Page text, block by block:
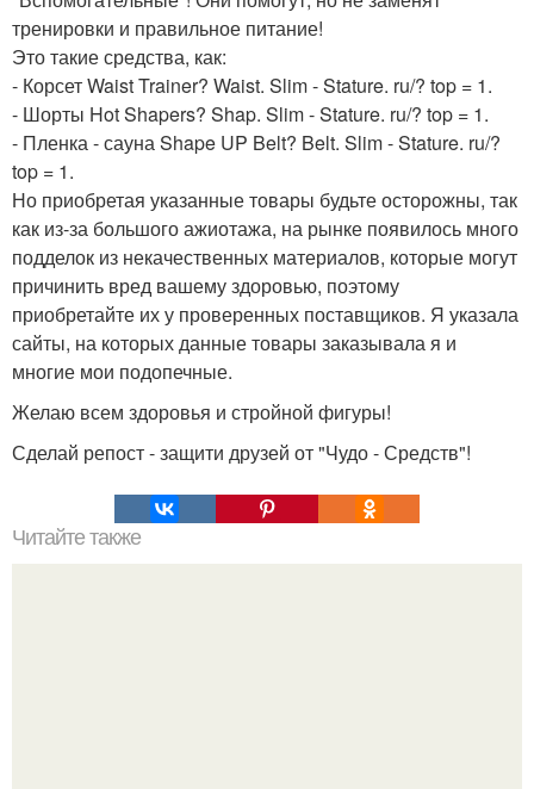
тренировки и правильное питание!
Это такие средства, как:
- Корсет Waist Trainer? Waist. Slim - Stature. ru/? top = 1.
- Шорты Hot Shapers? Shap. Slim - Stature. ru/? top = 1.
- Пленка - сауна Shape UP Belt? Belt. Slim - Stature. ru/?
top = 1.
Но приобретая указанные товары будьте осторожны, так
как из-за большого ажиотажа, на рынке появилось много
подделок из некачественных материалов, которые могут
причинить вред вашему здоровью, поэтому
приобретайте их у проверенных поставщиков. Я указала
сайты, на которых данные товары заказывала я и
многие мои подопечные.
Желаю всем здоровья и стройной фигуры!
Сделай репост - защити друзей от "Чудо - Средств"!
Читайте также